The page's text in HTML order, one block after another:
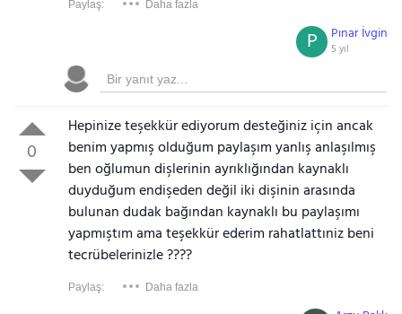
Paylaş: Daha fazla
Pınar İvgin
5 yıl
P
0
Hepinize teşekkür ediyorum desteğiniz için ancak
benim yapmış olduğum paylaşım yanlış anlaşılmış
ben oğlumun dişlerinin ayrıklığından kaynaklı
duyduğum endişeden değil iki dişinin arasında
bulunan dudak bağından kaynaklı bu paylaşımı
yapmıştım ama teşekkür ederim rahatlattıniz beni
tecrübelerinizle ????
Paylaş: Daha fazla